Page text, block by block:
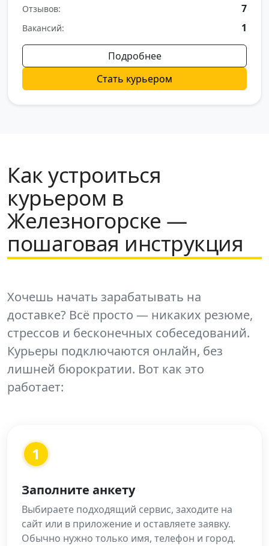
Отзывов: 7
Вакансий: 1
Подробнее
Стать курьером
Как устроиться
курьером в
Железногорске —
пошаговая инструкция
Хочешь начать зарабатывать на
доставке? Всё просто — никаких резюме,
стрессов и бесконечных собеседований.
Курьеры подключаются онлайн, без
лишней бюрократии. Вот как это
работает:
1
Заполните анкету
Выбираете подходящий сервис, заходите на
сайт или в приложение и оставляете заявку.
Обычно нужно только имя, телефон и город.